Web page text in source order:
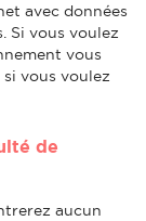
avec données
Si vous voulez
vous
vous voulez
de
aucun